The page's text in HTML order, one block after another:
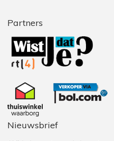
Partners
Nieuwsbrief